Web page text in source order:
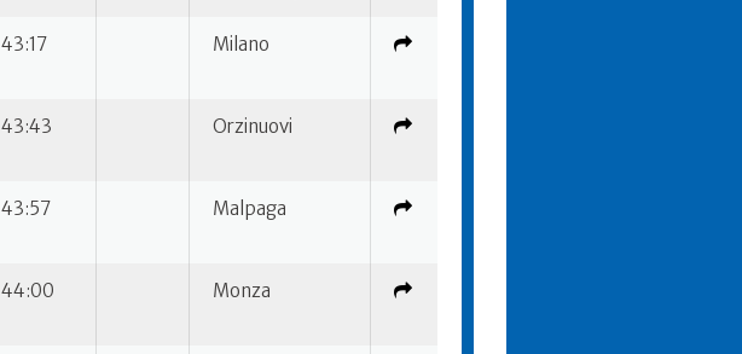
43:17 Milano
43:43 Orzinuovi
43:57 Malpaga
44:00 Monza